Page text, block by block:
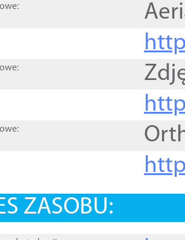
ZASOBU: